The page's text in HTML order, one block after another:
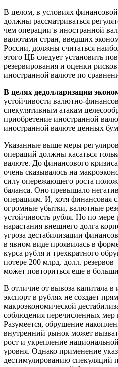
В целом, в условиях
должны рассматриваться
чем операции в иностранной
валютами стран, введших
России, должны считаться
этого ЦБ следует установить
резервирования и оценки
иностранной валюте по
В целях дедолларизации
устойчивости валютно-
спекулятивным атакам
приобретение иностранной
иностранной валюте ценных
Указанные выше меры
операций должны касаться
валюте. До финансового
очень сказывалось на
силу опережающего роста
баланса. Оно превышало
операциям. И, хотя финансовая
огромные убытки, валютные
устойчивость рубля. Но по мере
нарастания внешнего долга
угроза дестабилизации
в явном виде проявилась в
курса рубля и трехкратного
потере 200 млрд. долл.
может повториться еще в
В отличие от вывоза капитала в
экспорт в рублях не создает
макроэкономической
соблюдения перечисленных мер
Разумеется, обрушение
внутренний рынок может
рост и укрепление
уровня. Однако применение
дестимулированию спекуляций